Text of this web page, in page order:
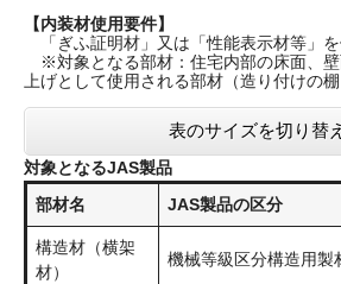
【内装材使用要件】
「ぎふ証明材」又は「性能表示材等」を
※対象となる部材：住宅内部の床面、
上げとして使用される部材（造り付けの棚
表のサイズを切り替
対象となるJAS製品
部材名
JAS製品の区分
構造材（横架
材）
機械等級区分構造用製